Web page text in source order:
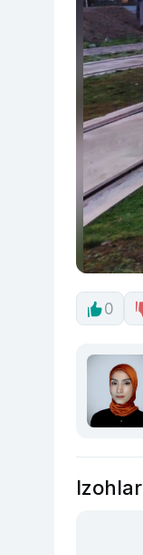
0
Izohlar